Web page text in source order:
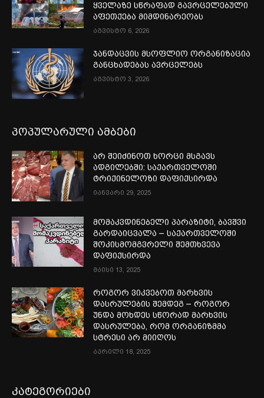
ყველაზე სწრაფად გავრცელებული
აფეთქება მიმდინარეობს
აგვისტო 6, 2026
ჯანდაცვის მსოფლიო ორგანიზაცია
განცხადებას ავრცელებს
აგვისტო 3, 2026
პოპულარული ამბები
არ შეიძინოთ ხორცი მსგავს
ადგილებში: საქართველოში
ტრიქინელოზი დაფიქსირდა
იანვარი 29, 2025
მომაკვდინებელი პარაზიტი, ბავშვი
გარდაიცვალა – საქართველოში
შოკისმომგვრელი შემთხვევა
დაფიქსირდა
მაისი 13, 2025
როგორ ვიკვებოთ მარხვის
დასრულების შემდეგ – როგორ
უნდა მოხდეს სწორად მარხვის
დასრულება, რომ ორგანიზმმა
სტრესი არ მიიღოს
აპრილი 18, 2025
კატეგორიები